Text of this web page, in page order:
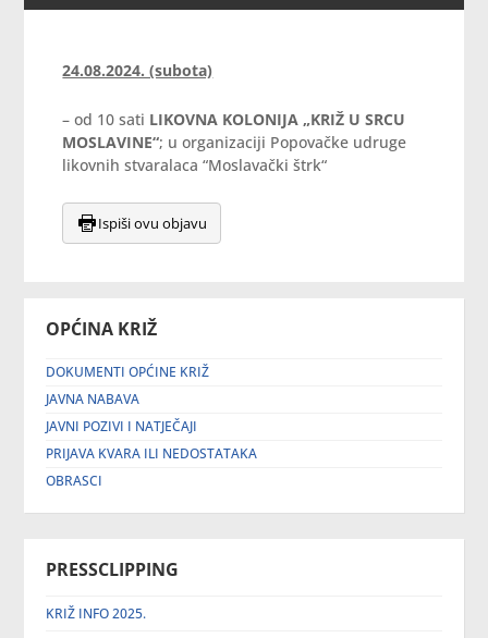
OPĆINA KRIŽ
DOKUMENTI OPĆINE KRIŽ
JAVNA NABAVA
JAVNI POZIVI I NATJEČAJI
PRIJAVA KVARA ILI NEDOSTATAKA
OBRASCI
PRESSCLIPPING
KRIŽ INFO 2025.
24.08.2024. (subota)
– od 10 sati LIKOVNA KOLONIJA „KRIŽ U SRCU
MOSLAVINE“; u organizaciji Popovačke udruge
likovnih stvaralaca “Moslavački štrk“
Ispiši ovu objavu